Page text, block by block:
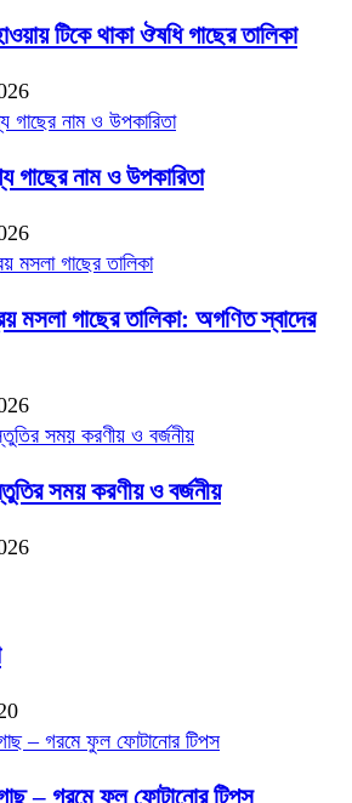
টিকে থাকা ঔষধি গাছের তালিকা
নাম ও উপকারিতা
মসলা গাছের তালিকা: অগণিত স্বাদের
সময় করণীয় ও বর্জনীয়